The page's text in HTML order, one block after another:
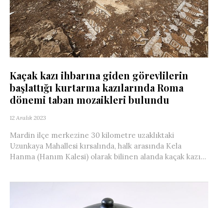
Kaçak kazı ihbarına giden görevlilerin
başlattığı kurtarma kazılarında Roma
dönemi taban mozaikleri bulundu
12 Aralık 2023
Mardin ilçe merkezine 30 kilometre uzaklıktaki
Uzunkaya Mahallesi kırsalında, halk arasında Kela
Hanma (Hanım Kalesi) olarak bilinen alanda kaçak kazı...